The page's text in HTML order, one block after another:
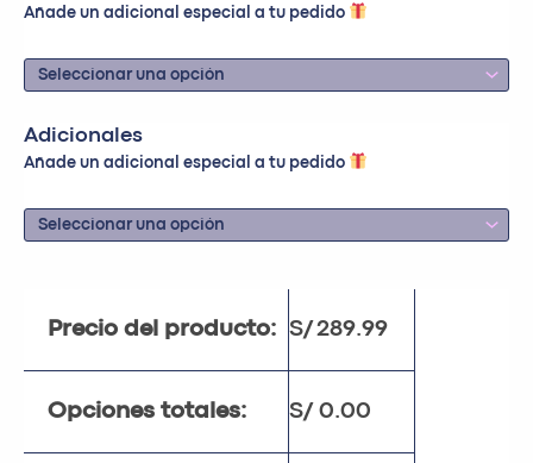
Añade un adicional especial a tu pedido
Adicionales
Añade un adicional especial a tu pedido
Precio del producto: S/289.99
Opciones totales: S/ 0.00